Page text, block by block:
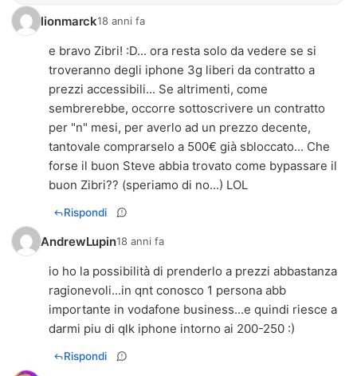
lionmarck18 anni fa
e bravo Zibri! :D... ora resta solo da vedere se si
troveranno degli iphone 3g liberi da contratto a
prezzi accessibili... Se altrimenti, come
sembrerebbe, occorre sottoscrivere un contratto
per "n" mesi, per averlo ad un prezzo decente,
tantovale comprarselo a 500€ già sbloccato... Che
forse il buon Steve abbia trovato come bypassare il
buon Zibri?? (speriamo di no...) LOL
Rispondi
AndrewLupin18 anni fa
io ho la possibilità di prenderlo a prezzi abbastanza
ragionevoli...in qnt conosco 1 persona abb
importante in vodafone business...e quindi riesce a
darmi piu di qlk iphone intorno ai 200-250 :)
Rispondi